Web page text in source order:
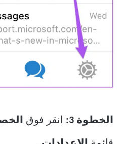
الخطوة 3: انقر فوق